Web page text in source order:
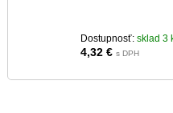
Dostupnosť:sklad 3
4,32 € s DPH